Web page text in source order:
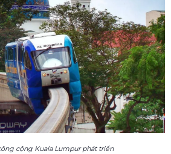
cộng Kuala Lumpur phát triển